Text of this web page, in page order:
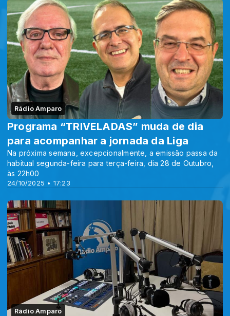
Rádio Amparo
24/10/2025 • 17:23
Programa “TRIVELADAS” muda de dia
para acompanhar a jornada da Liga
Na próxima semana, excepcionalmente, a emissão passa da
habitual segunda-feira para terça-feira, dia 28 de Outubro,
às 22h00
Rádio Amparo